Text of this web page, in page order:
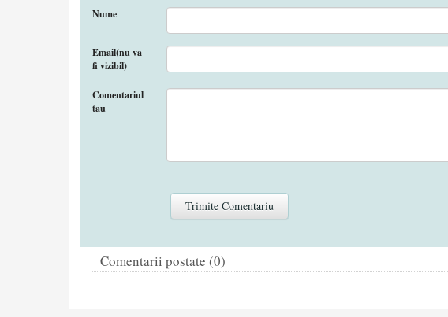
Nume
Email(nu va
fi vizibil)
Comentariul
tau
Comentarii postate (0)